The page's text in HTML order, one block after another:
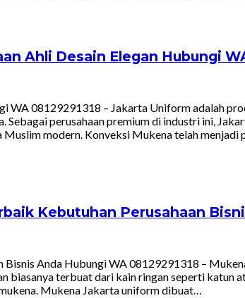
Ahli Desain Elegan Hubungi
WA 08129291318 – Jakarta Uniform adalah
perusahaan premium di industri ini,
modern. Konveksi Mukena telah menjadi
Kebutuhan Perusahaan
Anda Hubungi WA 08129291318 –
biasanya terbuat dari kain ringan seperti katun
Mukena Jakarta uniform dibuat…